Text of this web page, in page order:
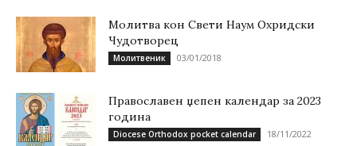
Молитва кон Свети Наум Охридски
Чудотворец
Молитвеник 03/01/2018
Православен џепен календар за 2023
година
Diocese Orthodox pocket calendar 18/11/2022